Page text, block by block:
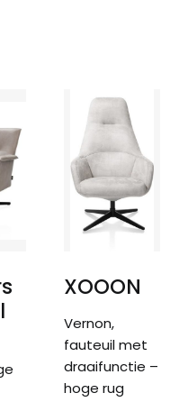
XOOON
Vernon,
fauteuil met
draaifunctie –
hoge rug